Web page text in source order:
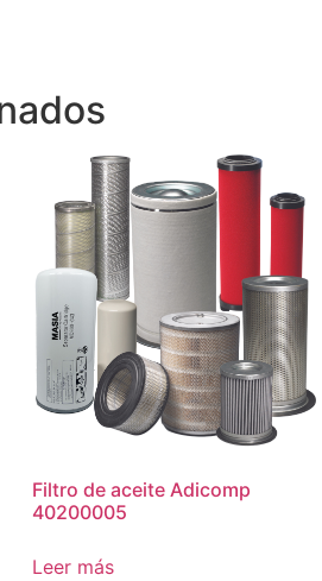
Filtro de aceite Adicomp
40200005
Leer más